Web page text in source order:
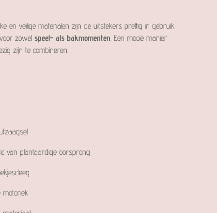
en veilige materialen zijn de uitstekers prettig in gebruik
zowel speel- als bakmomenten . Een mooie manier
zijn te combineren.
van plantaardige oorsprong
motoriek